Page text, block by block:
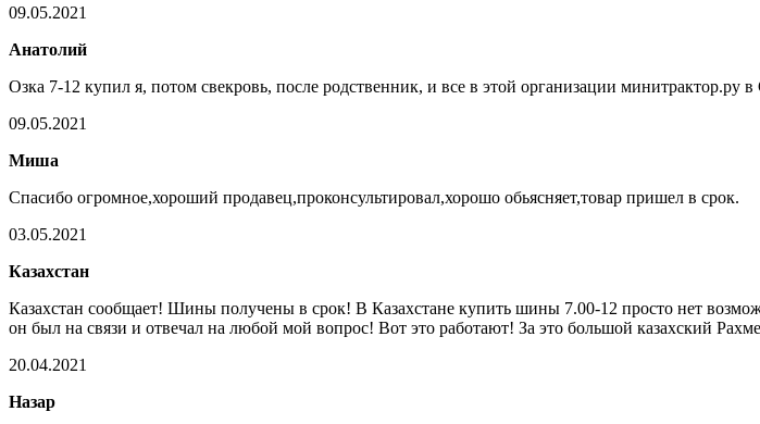
09.05.2021
Анатолий
Озка 7-12 купил я, потом свекровь, после родственник, и все в этой организации
09.05.2021
Миша
Спасибо огромное,хороший продавец,проконсультировал,хорошо обьясняет,товар пришел в срок.
03.05.2021
Казахстан
Казахстан сообщает! Шины получены в срок! В Казахстане купить шины 7.00-12 просто нет
он был на связи и отвечал на любой мой вопрос! Вот это работают! За это большой казахский
20.04.2021
Назар